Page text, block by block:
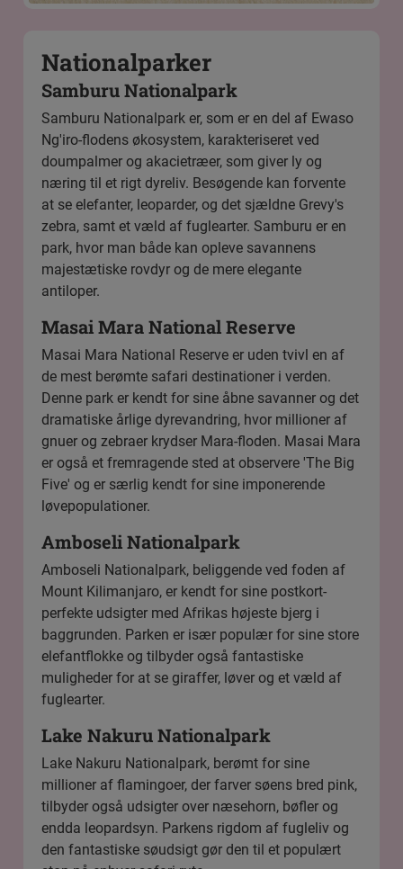
Nationalparker
Samburu Nationalpark
Samburu Nationalpark er, som er en del af Ewaso
Ng'iro-flodens økosystem, karakteriseret ved
doumpalmer og akacietræer, som giver ly og
næring til et rigt dyreliv. Besøgende kan forvente
at se elefanter, leoparder, og det sjældne Grevy's
zebra, samt et væld af fuglearter. Samburu er en
park, hvor man både kan opleve savannens
majestætiske rovdyr og de mere elegante
antiloper.
Masai Mara National Reserve
Masai Mara National Reserve er uden tvivl en af
de mest berømte safari destinationer i verden.
Denne park er kendt for sine åbne savanner og det
dramatiske årlige dyrevandring, hvor millioner af
gnuer og zebraer krydser Mara-floden. Masai Mara
er også et fremragende sted at observere 'The Big
Five' og er særlig kendt for sine imponerende
løvepopulationer.
Amboseli Nationalpark
Amboseli Nationalpark, beliggende ved foden af
Mount Kilimanjaro, er kendt for sine postkort-
perfekte udsigter med Afrikas højeste bjerg i
baggrunden. Parken er især populær for sine store
elefantflokke og tilbyder også fantastiske
muligheder for at se giraffer, løver og et væld af
fuglearter.
Lake Nakuru Nationalpark
Lake Nakuru Nationalpark, berømt for sine
millioner af flamingoer, der farver søens bred pink,
tilbyder også udsigter over næsehorn, bøfler og
endda leopardsyn. Parkens rigdom af fugleliv og
den fantastiske søudsigt gør den til et populært